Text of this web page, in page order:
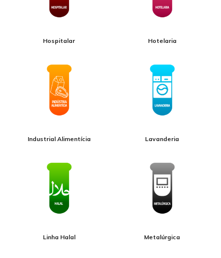
Hospitalar Hotelaria
Industrial Alimentícia Lavanderia
Linha Halal Metalúrgica